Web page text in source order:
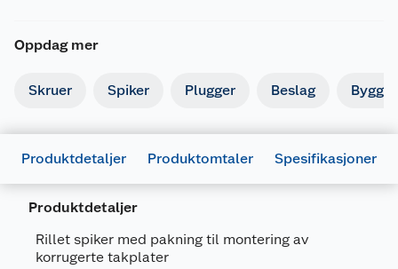
Oppdag mer
Skruer Spiker Plugger Beslag
Produktdetaljer Produktomtaler Spesifikasjoner
Produktdetaljer
Rillet spiker med pakning til montering av
korrugerte takplater
Generelt
Artikkelnummer